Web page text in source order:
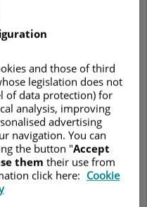
MÉDICA
expertos de la red de
en Madrid para ofrecer
durante y después del
and those of third
legislation does not
of data protection) for
analysis, improving
advertising
navigation. You can
the button "Accept
them their use from
click here: Cookie